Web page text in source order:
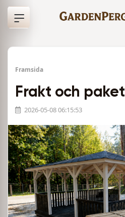
Framsida
Frakt och paket
2026-05-08 06:15:53